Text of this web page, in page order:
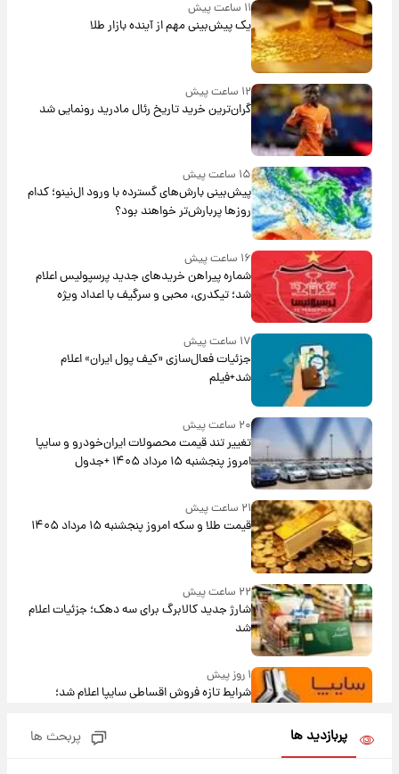
۱۱ ساعت پیش
یک پیش‌بینی مهم از آینده بازار طلا
۱۲ ساعت پیش
گران‌ترین خرید تاریخ رئال مادرید رونمایی شد
۱۵ ساعت پیش
پیش‌بینی بارش‌های گسترده با ورود ال‌نینو؛ کدام
روزها پربارش‌تر خواهند بود؟
۱۶ ساعت پیش
شماره پیراهن خریدهای جدید پرسپولیس اعلام
شد؛ تیکدری، محبی و سرگیف با اعداد ویژه
۱۷ ساعت پیش
جزئیات فعال‌سازی «کیف پول ایران» اعلام
شد+فیلم
۲۰ ساعت پیش
تغییر تند قیمت محصولات ایران‌خودرو و سایپا
امروز پنجشنبه ۱۵ مرداد ۱۴۰۵ +جدول
۲۱ ساعت پیش
قیمت طلا و سکه امروز پنجشنبه ۱۵ مرداد ۱۴۰۵
۲۲ ساعت پیش
شارژ جدید کالابرگ برای سه دهک؛ جزئیات اعلام
شد
۱ روز پیش
شرایط تازه فروش اقساطی سایپا اعلام شد؛
پربازدید ها پربحث ها